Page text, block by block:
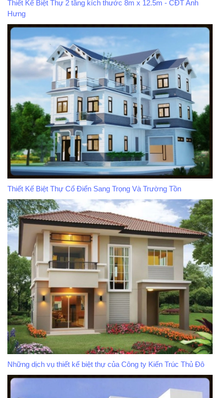
Thiết Kế Biệt Thự 2 tầng kích thước 8m x 12.5m - CĐT Anh
Hưng
Thiết Kế Biệt Thự Cổ Điển Sang Trọng Và Trường Tồn
Những dịch vụ thiết kế biệt thự của Công ty Kiến Trúc Thủ Đô